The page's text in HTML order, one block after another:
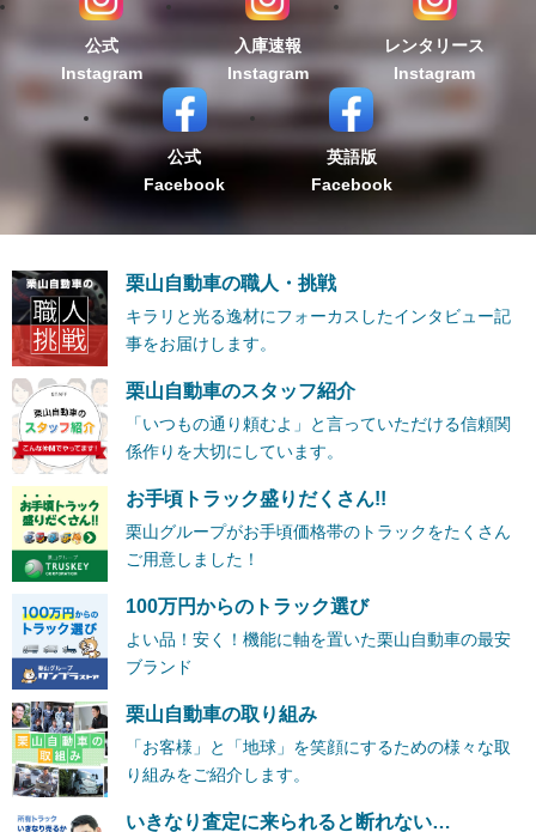
公式
Instagram
入庫速報
Instagram
レンタリース
Instagram
公式
Facebook
英語版
Facebook
栗山自動車の職人・挑戦
キラリと光る逸材にフォーカスしたインタビュー記
事をお届けします。
栗山自動車のスタッフ紹介
「いつもの通り頼むよ」と言っていただける信頼関
係作りを大切にしています。
お手頃トラック盛りだくさん!!
栗山グループがお手頃価格帯のトラックをたくさん
ご用意しました！
100万円からのトラック選び
よい品！安く！機能に軸を置いた栗山自動車の最安
ブランド
栗山自動車の取り組み
「お客様」と「地球」を笑顔にするための様々な取
り組みをご紹介します。
いきなり査定に来られると断れない…